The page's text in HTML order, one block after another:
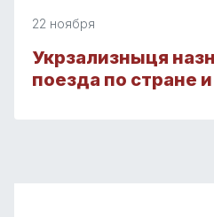
22 ноября
Укрзализныця
поезда по стране и